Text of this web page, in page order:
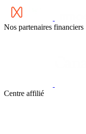
Nos partenaires financiers
Centre affilié